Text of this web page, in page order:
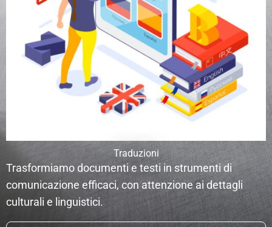
Traduzioni
Trasformiamo documenti e testi in strumenti di
comunicazione efficaci, con attenzione ai dettagli
culturali e linguistici.